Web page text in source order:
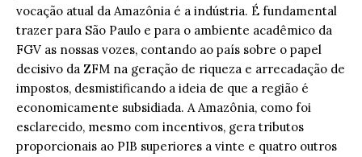
vocação atual da Amazônia é a indústria. É fundamental
trazer para São Paulo e para o ambiente acadêmico da
FGV as nossas vozes, contando ao país sobre o papel
decisivo da ZFM na geração de riqueza e arrecadação de
impostos, desmistificando a ideia de que a região é
economicamente subsidiada. A Amazônia, como foi
esclarecido, mesmo com incentivos, gera tributos
proporcionais ao PIB superiores a vinte e quatro outros